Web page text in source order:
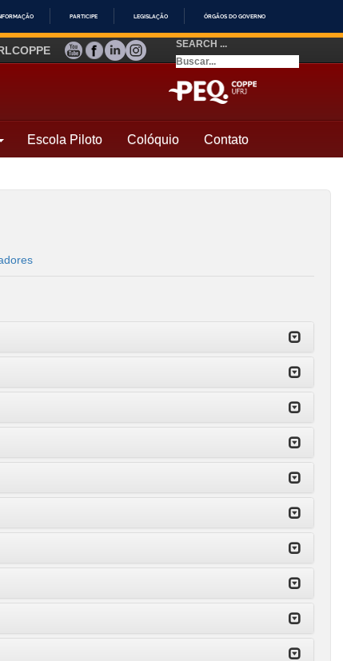
PARTICIPE LEGISLAÇÃO ÓRGÃOS DO GOVERNO
YOUTUBE
FACEBOOK
LINKEDIN
INSTAGRAMSEARCH ...
Escola Piloto Colóquio Contato